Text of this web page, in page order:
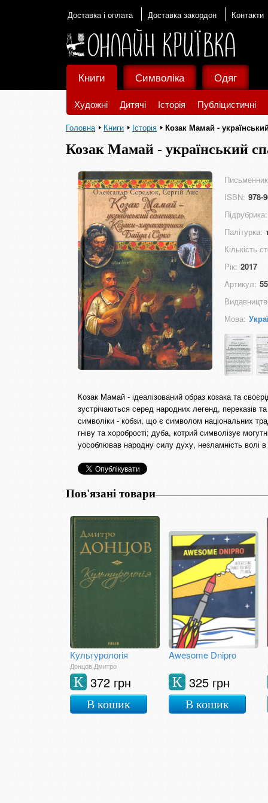
Доставка і оплата Доставка закордон Контакти
Книги
Художні Дитячі Історія Публіцистичні
Символіка Одяг
Головна Книги Історія Козак Мамай -
Козак Мамай - український
ISBN: 978-
Підрубрика:
Палітурка:
Кількість
Рік: 2017
Артикул:
Мова:
Козак Мамай - ідеалізований образ козака та
зустрічаються серед народних легенд, переказів
символіки - кобзи, що є символом національних
гніву та хоробрості; дуба, котрий символізує
уособлював народну силу духу, незламність волі
Пов'язані товари
Культурологія
Донцов Дмитро
372 грн
К
В кошик
Awesome Dnipro
325 грн
К
В кошик